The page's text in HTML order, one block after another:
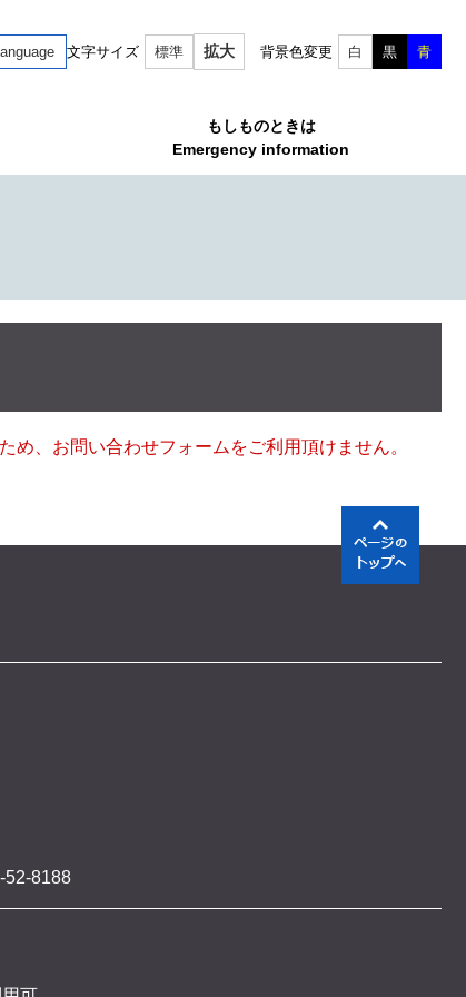
文字サイズ 標準 拡大 背景色変更 白 黒 青
もしものときは
Emergency information
、お問い合わせフォームをご利用頂けません。
52-8188